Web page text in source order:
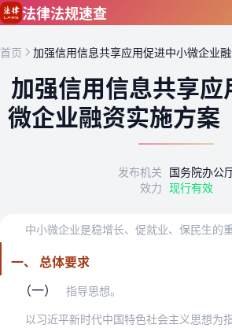
跳到主要内容
法律法规速查
首页 加强信用信息共享应用促进中小微企业
加强信用信息共享
微企业融资实施方案
发布机关 国务院办公
效力 现行有效
一、 总体要求
（一）
指导思想。